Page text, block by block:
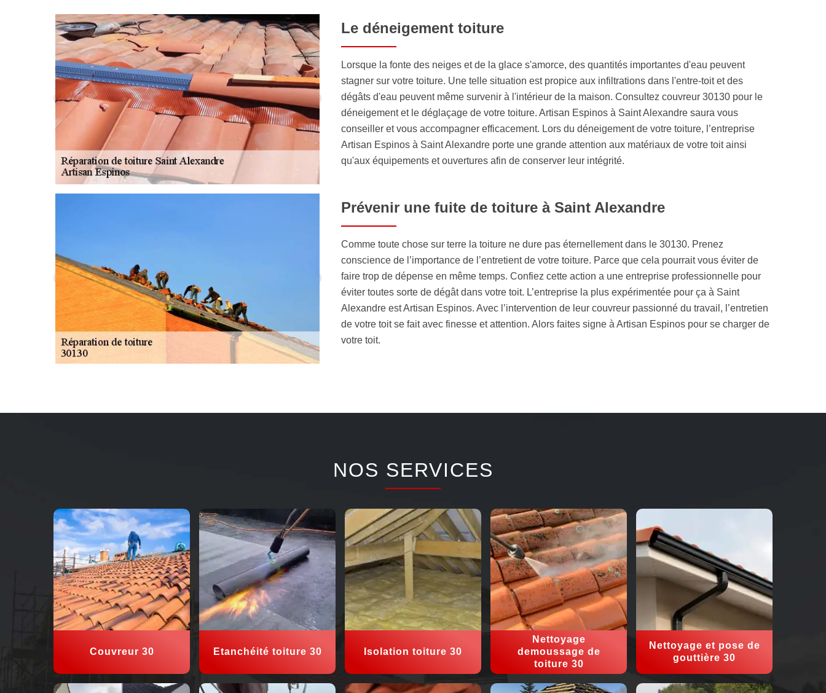
Le déneigement toiture
Lorsque la fonte des neiges et de la glace s'amorce, des quantités importantes d'eau peuvent
stagner sur votre toiture. Une telle situation est propice aux infiltrations dans l'entre-toit et des
dégâts d'eau peuvent même survenir à l'intérieur de la maison. Consultez couvreur 30130 pour le
déneigement et le déglaçage de votre toiture. Artisan Espinos à Saint Alexandre saura vous
conseiller et vous accompagner efficacement. Lors du déneigement de votre toiture, l’entreprise
Artisan Espinos à Saint Alexandre porte une grande attention aux matériaux de votre toit ainsi
qu'aux équipements et ouvertures afin de conserver leur intégrité.
Prévenir une fuite de toiture à Saint Alexandre
Comme toute chose sur terre la toiture ne dure pas éternellement dans le 30130. Prenez
conscience de l’importance de l’entretient de votre toiture. Parce que cela pourrait vous éviter de
faire trop de dépense en même temps. Confiez cette action a une entreprise professionnelle pour
éviter toutes sorte de dégât dans votre toit. L’entreprise la plus expérimentée pour ça à Saint
Alexandre est Artisan Espinos. Avec l’intervention de leur couvreur passionné du travail, l’entretien
de votre toit se fait avec finesse et attention. Alors faites signe à Artisan Espinos pour se charger de
votre toit.
NOS SERVICES
Couvreur 30 Etanchéité toiture 30 Isolation toiture 30
Nettoyage
demoussage de
toiture 30
Nettoyage et pose de
gouttière 30